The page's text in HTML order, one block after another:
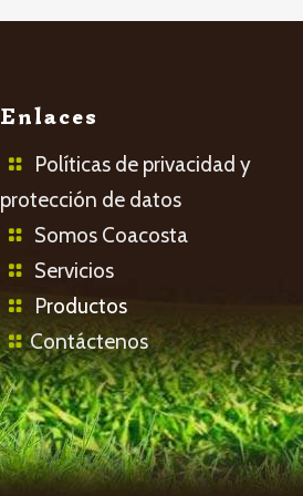
Enlaces
Políticas de privacidad y
protección de datos
Somos Coacosta
Servicios
Productos
Contáctenos